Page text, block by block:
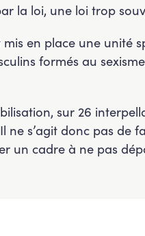
la loi, une loi trop
en place une unité
formés au
sur 26
s’agit donc pas de
un cadre à ne pas